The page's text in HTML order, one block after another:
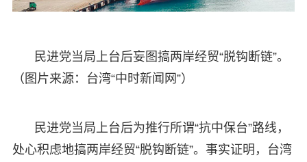
民进党当局上台后妄图搞两岸经贸“脱钩断链”。
（图片来源：台湾“中时新闻网”）
民进党当局上台后为推行所谓“抗中保台”路线，
处心积虑地搞两岸经贸“脱钩断链”。事实证明，台湾